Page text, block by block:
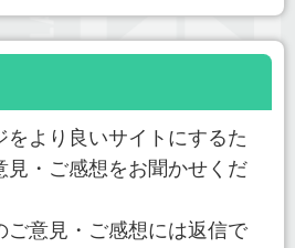
をより良いサイトにするた
見・ご感想をお聞かせくだ
ご意見・ご感想には返信で